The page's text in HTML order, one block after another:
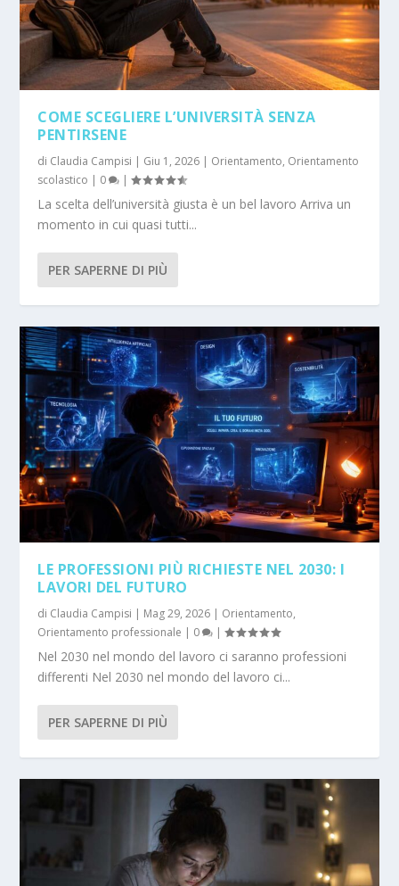
COME SCEGLIERE L’UNIVERSITÀ SENZA
PENTIRSENE
di Claudia Campisi | Giu 1, 2026 | Orientamento, Orientamento
scolastico | 0 |
La scelta dell’università giusta è un bel lavoro Arriva un
momento in cui quasi tutti...
PER SAPERNE DI PIÙ
LE PROFESSIONI PIÙ RICHIESTE NEL 2030: I
LAVORI DEL FUTURO
di Claudia Campisi | Mag 29, 2026 | Orientamento,
Orientamento professionale | 0 |
Nel 2030 nel mondo del lavoro ci saranno professioni
differenti Nel 2030 nel mondo del lavoro ci...
PER SAPERNE DI PIÙ